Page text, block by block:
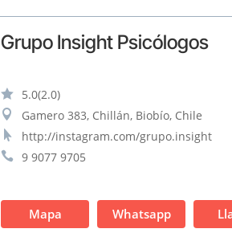
Grupo Insight Psicólogos
 5.0(2.0)
 Gamero 383, Chillán, Biobío, Chile
 http://instagram.com/grupo.insight
 9 9077 9705
Mapa Whatsapp